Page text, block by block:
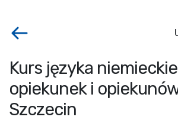
Kurs języka
opiekunek i
Szczecin